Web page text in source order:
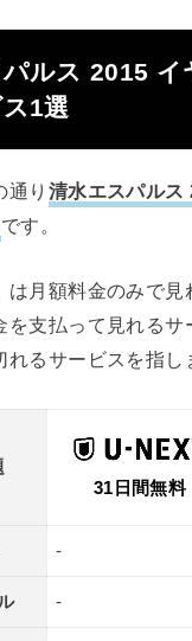
ルス 2015 イ
1選
通り 清水エスパルス
です。
は月額料金のみで
を支払って見れる
るサービスを指し
31日間無料
-
-